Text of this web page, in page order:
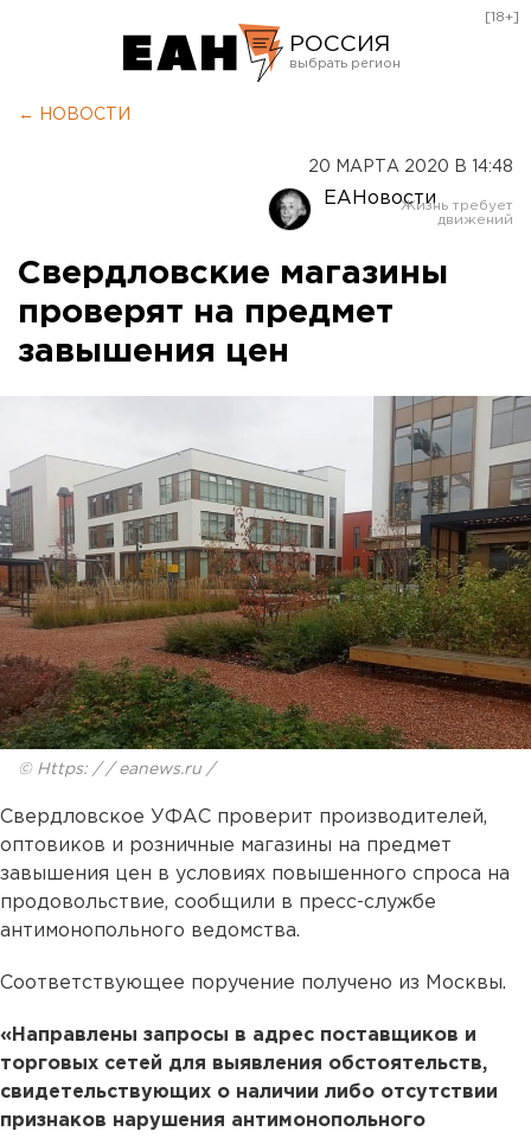
РОССИЯ
Оренбург
[18+]
← НОВОСТИ
20 МАРТА 2020 В 14:48
ЕАНовости
Свердловские магазины
проверят на предмет
завышения цен
© Https: / / eanews.ru /
Свердловское УФАС проверит производителей,
оптовиков и розничные магазины на предмет
завышения цен в условиях повышенного спроса на
продовольствие, сообщили в пресс-службе
антимонопольного ведомства.
Соответствующее поручение получено из Москвы.
«Направлены запросы в адрес поставщиков и
торговых сетей для выявления обстоятельств,
свидетельствующих о наличии либо отсутствии
признаков нарушения антимонопольного